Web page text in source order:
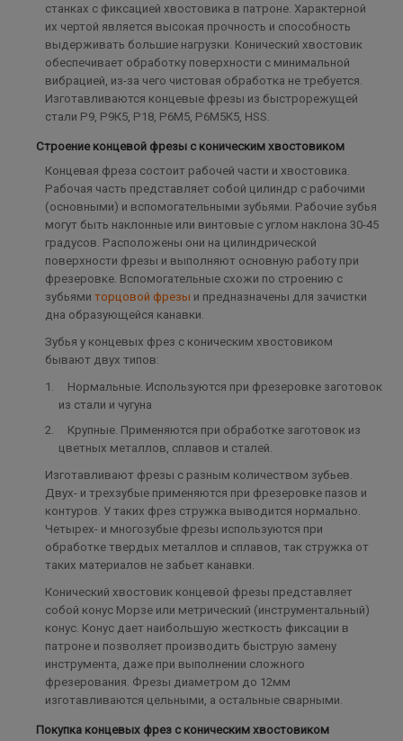
станках с фиксацией хвостовика в патроне. Характерной
их чертой является высокая прочность и способность
выдерживать большие нагрузки. Конический хвостовик
обеспечивает обработку поверхности с минимальной
вибрацией, из-за чего чистовая обработка не требуется.
Изготавливаются концевые фрезы из быстрорежущей
стали Р9, Р9К5, Р18, Р6М5, Р6М5К5, HSS.
Строение концевой фрезы с коническим хвостовиком
Концевая фреза состоит рабочей части и хвостовика.
Рабочая часть представляет собой цилиндр с рабочими
(основными) и вспомогательными зубьями. Рабочие зубья
могут быть наклонные или винтовые с углом наклона 30-45
градусов. Расположены они на цилиндрической
поверхности фрезы и выполняют основную работу при
фрезеровке. Вспомогательные схожи по строению с
зубьями торцовой фрезы и предназначены для зачистки
дна образующейся канавки.
Зубья у концевых фрез с коническим хвостовиком
бывают двух типов:
Нормальные. Используются при фрезеровке заготовок
из стали и чугуна
Крупные. Применяются при обработке заготовок из
цветных металлов, сплавов и сталей.
Изготавливают фрезы с разным количеством зубьев.
Двух- и трехзубые применяются при фрезеровке пазов и
контуров. У таких фрез стружка выводится нормально.
Четырех- и многозубые фрезы используются при
обработке твердых металлов и сплавов, так стружка от
таких материалов не забьет канавки.
Конический хвостовик концевой фрезы представляет
собой конус Морзе или метрический (инструментальный)
конус. Конус дает наибольшую жесткость фиксации в
патроне и позволяет производить быструю замену
инструмента, даже при выполнении сложного
фрезерования. Фрезы диаметром до 12мм
изготавливаются цельными, а остальные сварными.
Покупка концевых фрез с коническим хвостовиком